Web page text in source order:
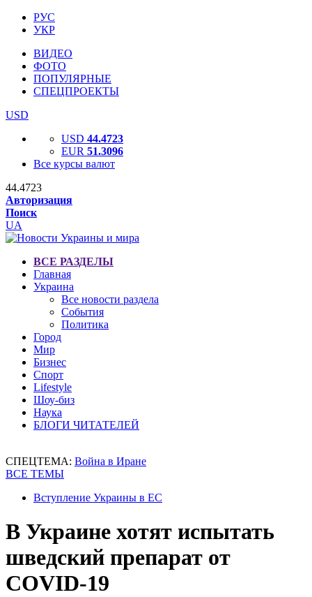
РУС
УКР
ВИДЕО
ФОТО
ПОПУЛЯРНЫЕ
СПЕЦПРОЕКТЫ
USD
USD 44.4723
EUR 51.3096
Все курсы валют
44.4723
Авторизация
Поиск
UA
ВСЕ РАЗДЕЛЫ
Главная
Украина
Все новости раздела
События
Политика
Город
Мир
Бизнес
Спорт
Lifestyle
Шоу-биз
Наука
БЛОГИ ЧИТАТЕЛЕЙ
СПЕЦТЕМА: Война в Иране
ВСЕ ТЕМЫ
Вступление Украины в ЕС
В Украине хотят испытать
шведский препарат от
COVID-19